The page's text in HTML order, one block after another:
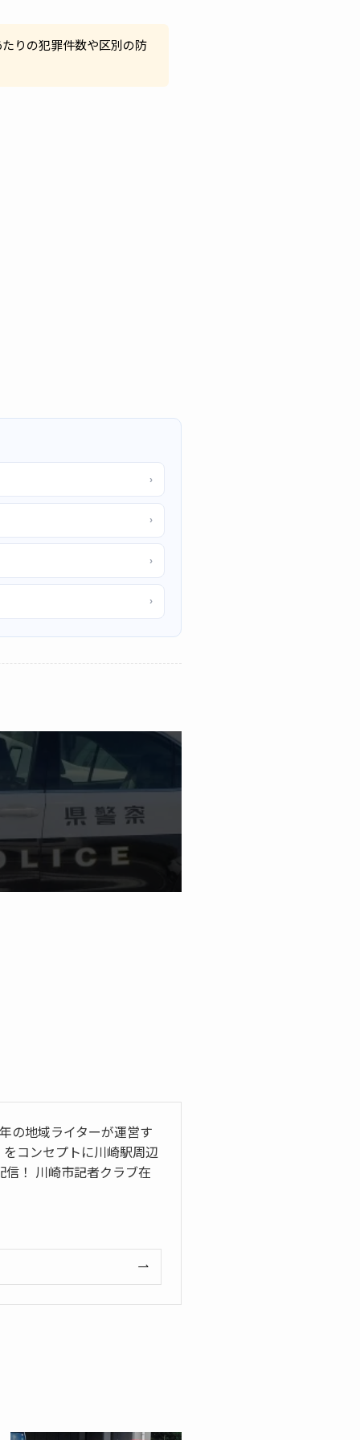
りの犯罪件数や区別の防
›
›
›
›
の地域ライターが運営す
コンセプトに川崎駅周辺
！ 川崎市記者クラブ在